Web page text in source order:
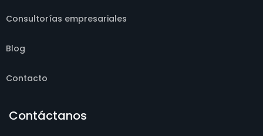
Consultorías empresariales
Blog
Contacto
Contáctanos